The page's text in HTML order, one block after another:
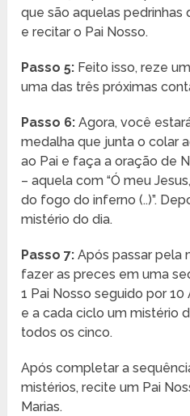
que são aquelas
e recitar o Pai Nosso.
Passo 5: Feito isso, reze
uma das três próximas
Passo 6:Agora, você
medalha que junta o colar
ao Pai e faça a oração de
– aquela com “Ó meu
do fogo do inferno (..)”.
mistério do dia.
Passo 7: Após passar pela
fazer as preces em uma
1 Pai Nosso seguido por 10
e a cada ciclo um mistério
todos os cinco.
Após completar a
mistérios, recite um Pai
Marias.